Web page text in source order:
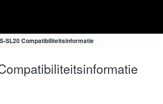
SL20 Compatibiliteitsinformatie